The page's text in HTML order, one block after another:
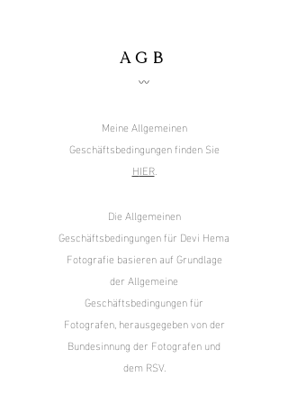
AGB
〰️
Meine Allgemeinen
Geschäftsbedingungen finden Sie
HIER.
Die Allgemeinen
Geschäftsbedingungen für Devi Hema
Fotografie basieren auf Grundlage
der Allgemeine
Geschäftsbedingungen für
Fotografen, herausgegeben von der
Bundesinnung der Fotografen und
dem RSV.